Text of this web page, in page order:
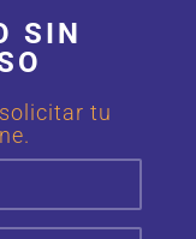
SIN
tu